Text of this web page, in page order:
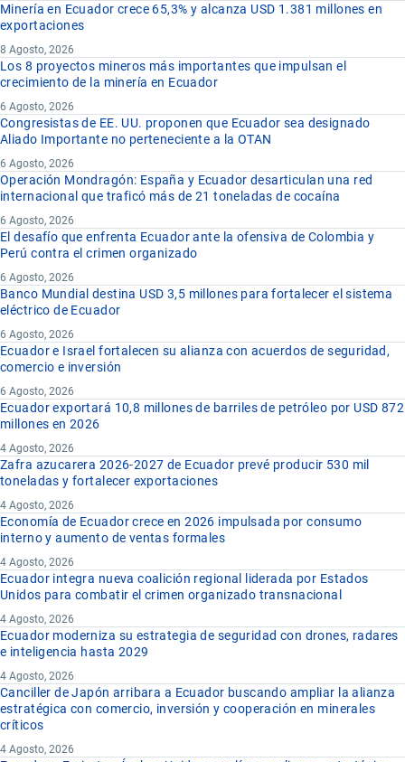
Minería en Ecuador crece 65,3% y alcanza USD 1.381 millones en
exportaciones
8 Agosto, 2026
Los 8 proyectos mineros más importantes que impulsan el
crecimiento de la minería en Ecuador
6 Agosto, 2026
Congresistas de EE. UU. proponen que Ecuador sea designado
Aliado Importante no perteneciente a la OTAN
6 Agosto, 2026
Operación Mondragón: España y Ecuador desarticulan una red
internacional que traficó más de 21 toneladas de cocaína
6 Agosto, 2026
El desafío que enfrenta Ecuador ante la ofensiva de Colombia y
Perú contra el crimen organizado
6 Agosto, 2026
Banco Mundial destina USD 3,5 millones para fortalecer el sistema
eléctrico de Ecuador
6 Agosto, 2026
Ecuador e Israel fortalecen su alianza con acuerdos de seguridad,
comercio e inversión
6 Agosto, 2026
Ecuador exportará 10,8 millones de barriles de petróleo por USD 872
millones en 2026
4 Agosto, 2026
Zafra azucarera 2026-2027 de Ecuador prevé producir 530 mil
toneladas y fortalecer exportaciones
4 Agosto, 2026
Economía de Ecuador crece en 2026 impulsada por consumo
interno y aumento de ventas formales
4 Agosto, 2026
Ecuador integra nueva coalición regional liderada por Estados
Unidos para combatir el crimen organizado transnacional
4 Agosto, 2026
Ecuador moderniza su estrategia de seguridad con drones, radares
e inteligencia hasta 2029
4 Agosto, 2026
Canciller de Japón arribara a Ecuador buscando ampliar la alianza
estratégica con comercio, inversión y cooperación en minerales
críticos
4 Agosto, 2026